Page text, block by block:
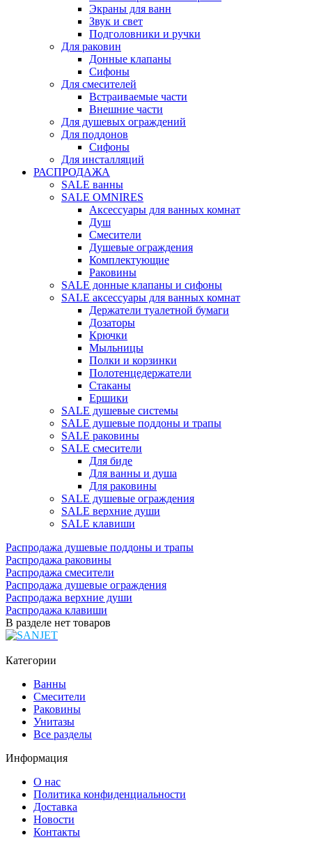
Экраны для ванн
Звук и свет
Подголовники и ручки
Для раковин
Донные клапаны
Сифоны
Для смесителей
Встраиваемые части
Внешние части
Для душевых ограждений
Для поддонов
Сифоны
Для инсталляций
РАСПРОДАЖА
SALE ванны
SALE OMNIRES
Аксессуары для ванных комнат
Душ
Смесители
Душевые ограждения
Комплектующие
Раковины
SALE донные клапаны и сифоны
SALE аксессуары для ванных комнат
Держатели туалетной бумаги
Дозаторы
Крючки
Мыльницы
Полки и корзинки
Полотенцедержатели
Стаканы
Ершики
SALE душевые системы
SALE душевые поддоны и трапы
SALE раковины
SALE смесители
Для биде
Для ванны и душа
Для раковины
SALE душевые ограждения
SALE верхние души
SALE клавиши
Распродажа душевые поддоны и трапы
Распродажа раковины
Распродажа смесители
Распродажа душевые ограждения
Распродажа верхние души
Распродажа клавиши
В разделе нет товаров
Категории
Ванны
Смесители
Раковины
Унитазы
Все разделы
Информация
О нас
Политика конфиденциальности
Доставка
Новости
Контакты